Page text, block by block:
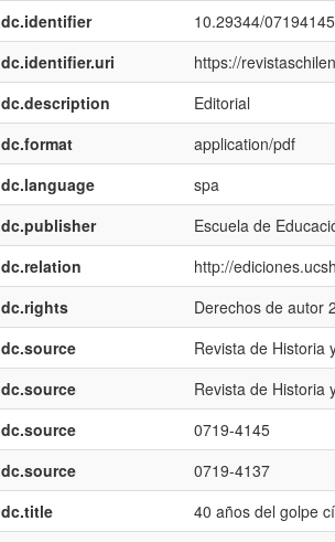
dc.identifier
10.29344/
dc.identifier.uri
https://
dc.description
Editorial
dc.format
application/pdf
dc.language
spa
dc.publisher
Escuela de
dc.relation
http://
dc.rights
Derechos de autor
dc.source
Revista de Historia
dc.source
Revista de Historia
dc.source
0719-4145
dc.source
0719-4137
dc.title
40 años del golpe